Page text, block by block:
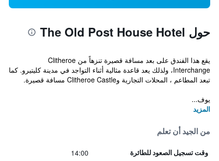
حول The Old Post House Hotel
يقع هذا الفندق على بعد مسافة قصيرة تنزهاً من Clitheroe
Interchange، ولذلك يعد قاعدة مثالية أثناء التواجد في مدينة كليتيرو. كما
تبعد المطاعم ، المحلات التجارية وClitheroe Castle مسافة قصيرة.
يوف...
المزيد
من الجيد أن تعلم
وقت تسجيل الصعود للطائرة 14:00